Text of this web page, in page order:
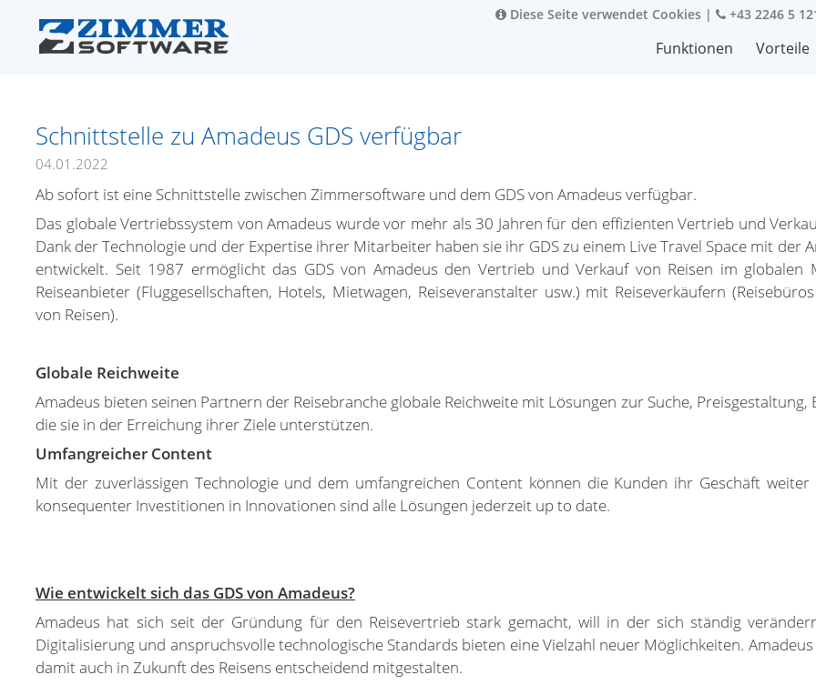
Diese Seite verwendet Cookies | +43 2246 5
Funktionen Vorteile
Schnittstelle zu Amadeus GDS verfügbar
04.01.2022
Ab sofort ist eine Schnittstelle zwischen Zimmersoftware und dem GDS von Amadeus verfügbar.
Das globale Vertriebssystem von Amadeus wurde vor mehr als 30 Jahren für den effizienten Vertrieb und
Dank der Technologie und der Expertise ihrer Mitarbeiter haben sie ihr GDS zu einem Live Travel Space mit der
entwickelt. Seit 1987 ermöglicht das GDS von Amadeus den Vertrieb und Verkauf von Reisen im globalen
Reiseanbieter (Fluggesellschaften, Hotels, Mietwagen, Reiseveranstalter usw.) mit Reiseverkäufern
von Reisen).
Globale Reichweite
Amadeus bieten seinen Partnern der Reisebranche globale Reichweite mit Lösungen zur Suche,
die sie in der Erreichung ihrer Ziele unterstützen.
Umfangreicher Content
Mit der zuverlässigen Technologie und dem umfangreichen Content können die Kunden ihr Geschäft weiter
konsequenter Investitionen in Innovationen sind alle Lösungen jederzeit up to date.
Wie entwickelt sich das GDS von Amadeus?
Amadeus hat sich seit der Gründung für den Reisevertrieb stark gemacht, will in der sich ständig
Digitalisierung und anspruchsvolle technologische Standards bieten eine Vielzahl neuer Möglichkeiten.
damit auch in Zukunft des Reisens entscheidend mitgestalten.